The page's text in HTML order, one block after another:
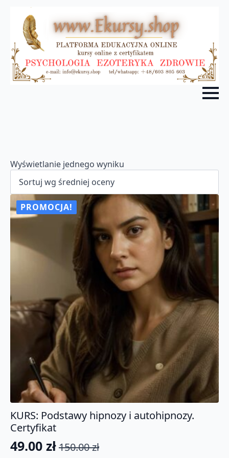
Wyświetlanie jednego wyniku
PROMOCJA!
KURS: Podstawy hipnozy i autohipnozy.
Certyfikat
150.00zł
Pierwotna
49.00 zł
Aktualna